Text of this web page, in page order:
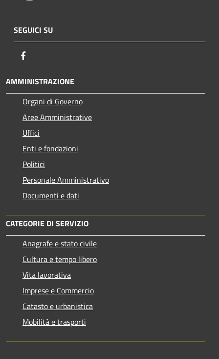
SEGUICI SU
AMMINISTRAZIONE
Organi di Governo
Aree Amministrative
Uffici
Enti e fondazioni
Politici
Personale Amministrativo
Documenti e dati
CATEGORIE DI SERVIZIO
Anagrafe e stato civile
Cultura e tempo libero
Vita lavorativa
Imprese e Commercio
Catasto e urbanistica
Mobilità e trasporti